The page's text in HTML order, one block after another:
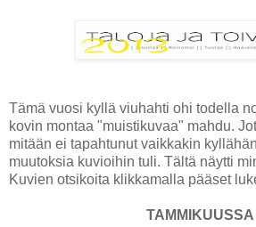
Tämä vuosi kyllä viuhahti ohi todella
kovin montaa "muistikuvaa" mahdu.
mitään ei tapahtunut vaikkakin
muutoksia kuvioihin tuli. Tältä näytti
Kuvien otsikoita klikkamalla pääset
TAMMIKUUSSA